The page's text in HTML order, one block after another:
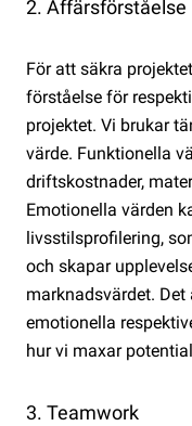
2. Affärsförståelse
För att säkra
förståelse för
projektet. Vi brukar
värde. Funktionella
driftskostnader,
Emotionella värden
livsstilsprofilering,
och skapar
marknadsvärdet.
emotionella
hur vi maxar
3. Teamwork